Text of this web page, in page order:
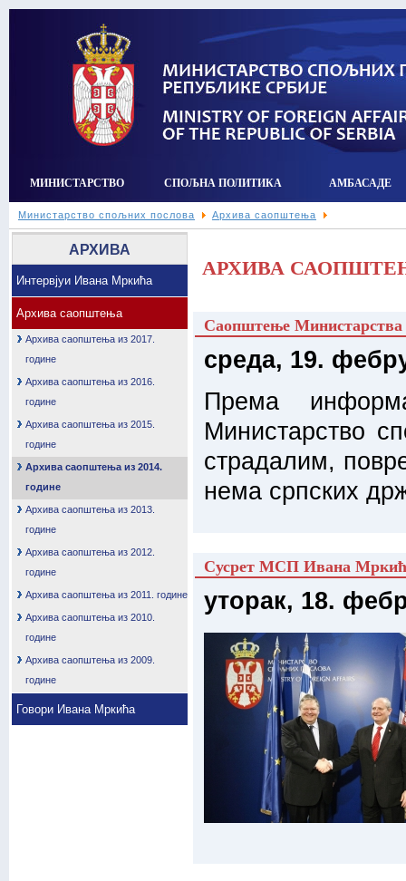
МИНИСТАРСТВО СПОЉНА ПОЛИТИКА АМБАСАДЕ
Министарство спољних послова Архива саопштења
АРХИВА
Интервјуи Ивана Мркића
Архива саопштења
Архива саопштења из 2017.
године
Архива саопштења из 2016.
године
Архива саопштења из 2015.
године
Архива саопштења из 2014.
године
Архива саопштења из 2013.
године
Архива саопштења из 2012.
године
Архива саопштења из 2011. године
Архива саопштења из 2010.
године
Архива саопштења из 2009.
године
Говори Ивана Мркића
АРХИВА
Саопштење Министарства
среда, 19.
Према
Министарство
страдалим,
нема српских
Сусрет МСП Ивана
уторак, 18.